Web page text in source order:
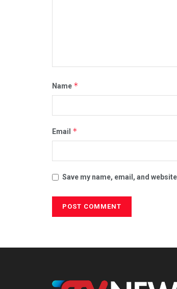
Name *
Email *
Save my name, email, and